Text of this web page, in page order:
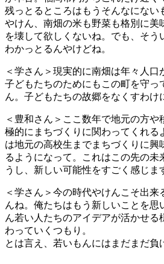
残っとるところはもうそんなにない
やけん、南畑の米も野菜も格別に美
を壊して欲しくないね。でも、そう
わかっとるんやけどね。
＜学さん＞現実的に南畑は年々人
子どもたちのためにもこの町を守っ
ん。子どもたちの故郷をなくすわけ
＜豊和さん＞ここ数年で地元の方
極的にまちづくりに関わってくれる
は地元の高校生までまちづくりに興
るようになって。これはこの先の未
うし、新しい可能性をすごく感じま
＜学さん＞今の時代やけんこそ出来
んね。俺たちはもう新しいことを思
ん若い人たちのアイデアが活かせる
わっていくつもり。
とは言え、若いもんにはまだまだ負